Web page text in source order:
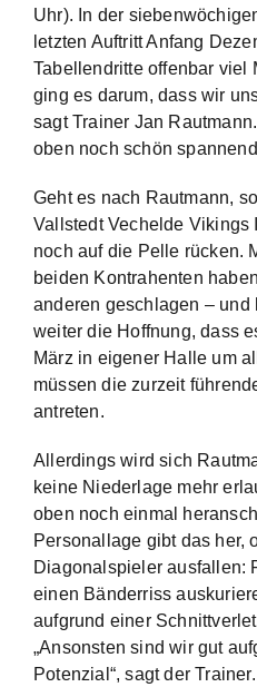
Uhr). In der
letzten Auftritt Anfang
Tabellendritte offenbar viel
ging es darum, dass wir
sagt Trainer Jan
oben noch schön
Geht es nach Rautmann,
Vallstedt Vechelde Vikings
noch auf die Pelle rücken.
beiden Kontrahenten
anderen geschlagen –
weiter die Hoffnung, dass
März in eigener Halle um
müssen die zurzeit
antreten.
Allerdings wird sich
keine Niederlage mehr
oben noch einmal
Personallage gibt das her,
Diagonalspieler ausfallen:
einen Bänderriss
aufgrund einer
„Ansonsten sind wir gut
Potenzial“, sagt der